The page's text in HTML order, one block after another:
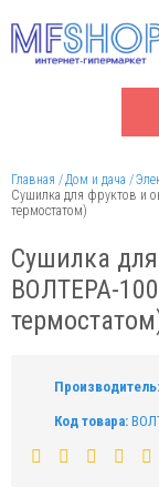
Главная Дом и дача
Сушилка для фруктов и
термостатом)
Сушилка
ВОЛТЕРА-
Производитель:
Код товара: